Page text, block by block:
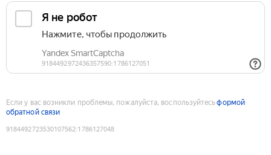
Если у вас возникли проблемы, пожалуйста, воспользуйтесьформой
обратной связи
9184492723530107562:1786127048